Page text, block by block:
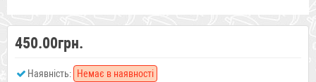
450.00грн.
Наявність: Немає в наявності